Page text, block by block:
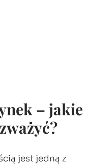
– jakie
jest jedną z